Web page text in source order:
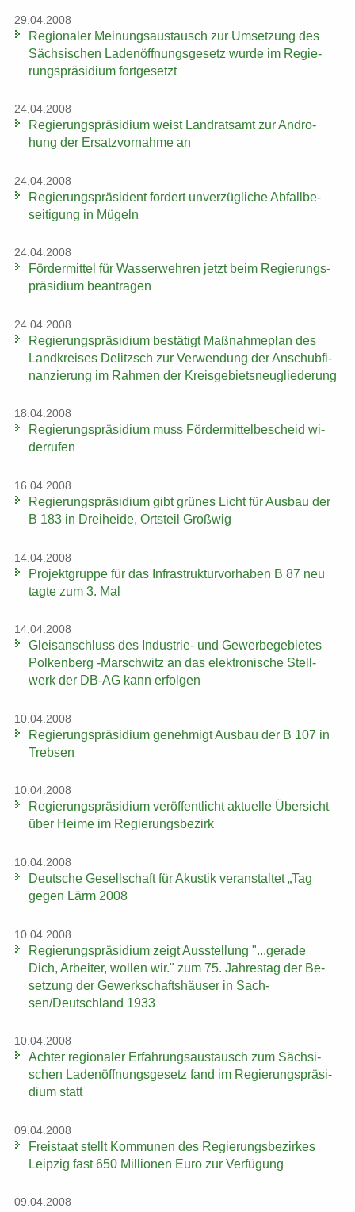
29.04.2008
Re­gio­na­ler Mei­nungs­aus­tausch zur Um­set­zung des
Säch­si­schen La­den­öff­nungs­ge­setz wurde im Re­gie­
rungs­prä­si­di­um fort­ge­setzt
24.04.2008
Re­gie­rungs­prä­si­di­um weist Land­rats­amt zur An­dro­
hung der Er­satz­vor­nah­me an
24.04.2008
Re­gie­rungs­prä­si­dent for­dert un­ver­züg­li­che Ab­fall­be­
sei­ti­gung in Mü­geln
24.04.2008
För­der­mit­tel für Was­ser­weh­ren jetzt beim Re­gie­rungs­
prä­si­di­um be­an­tra­gen
24.04.2008
Re­gie­rungs­prä­si­di­um be­stä­tigt Maß­nah­me­plan des
Land­krei­ses De­litzsch zur Ver­wen­dung der An­schub­fi­
nan­zie­rung im Rah­men der Kreis­ge­biets­neu­glie­de­rung
18.04.2008
Re­gie­rungs­prä­si­di­um muss För­der­mit­tel­be­scheid wi­
der­ru­fen
16.04.2008
Re­gie­rungs­prä­si­di­um gibt grü­nes Licht für Aus­bau der
B 183 in Drei­hei­de, Orts­teil Groß­wig
14.04.2008
Pro­jekt­grup­pe für das In­fra­struk­tur­vor­ha­ben B 87 neu
tagte zum 3. Mal
14.04.2008
Gleis­an­schluss des Industrie-​ und Ge­wer­be­ge­bie­tes
Pol­ken­berg -​Marschwitz an das elek­tro­ni­sche Stell­
werk der DB-AG kann er­fol­gen
10.04.2008
Re­gie­rungs­prä­si­di­um ge­neh­migt Aus­bau der B 107 in
Treb­sen
10.04.2008
Re­gie­rungs­prä­si­di­um ver­öf­fent­licht ak­tu­el­le Über­sicht
über Heime im Re­gie­rungs­be­zirk
10.04.2008
Deut­sche Ge­sell­schaft für Akus­tik ver­an­stal­tet „Tag
gegen Lärm 2008
10.04.2008
Re­gie­rungs­prä­si­di­um zeigt Aus­stel­lung "...ge­ra­de
Dich, Ar­bei­ter, wol­len wir." zum 75. Jah­res­tag der Be­
set­zung der Ge­werk­schafts­häu­ser in Sach­
sen/Deutsch­land 1933
10.04.2008
Ach­ter re­gio­na­ler Er­fah­rungs­aus­tausch zum Säch­si­
schen La­den­öff­nungs­ge­setz fand im Re­gie­rungs­prä­si­
di­um statt
09.04.2008
Frei­staat stellt Kom­mu­nen des Re­gie­rungs­be­zir­kes
Leip­zig fast 650 Mil­lio­nen Euro zur Ver­fü­gung
09.04.2008